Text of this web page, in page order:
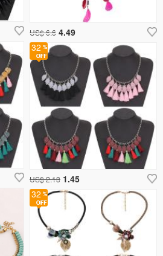
32
US$ 2.13 1.45
US$ 6.6 4.49
32